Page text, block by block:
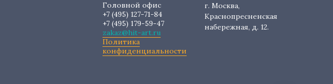
Головной офис
+7 (495) 127-71-84
+7 (495) 179-59-47
zakaz@hit-art.ru
Политика
конфиденциальности
г. Москва,
Краснопресненская
набережная, д. 12.